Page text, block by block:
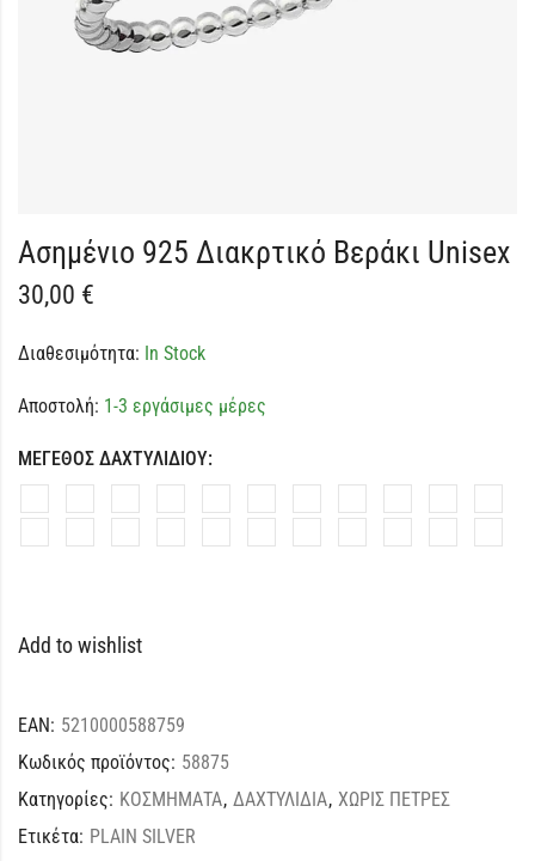
Ασημένιο 925 Διακρτικό Βεράκι Unisex
30,00 €
Διαθεσιμότητα: In Stock
Αποστολή: 1-3 εργάσιμες μέρες
ΜΕΓΕΘΟΣ ΔΑΧΤΥΛΙΔΙΟΥ:
Add to wishlist
EAN: 5210000588759
Κωδικός προϊόντος: 58875
Κατηγορίες: ΚΟΣΜΗΜΑΤΑ, ΔΑΧΤΥΛΙΔΙΑ, ΧΩΡΙΣ ΠΕΤΡΕΣ
Ετικέτα: PLAIN SILVER